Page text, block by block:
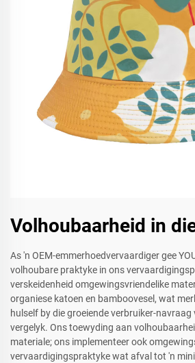
Volhoubaarheid in
As 'n OEM-emmerhoedvervaardiger gee
volhoubare praktyke in ons
verskeidenheid omgewingsvriendelike
organiese katoen en bamboovesel, wat
hulself by die groeiende verbruiker-
vergelyk. Ons toewyding aan
materiale; ons implementeer ook
vervaardigingspraktyke wat afval tot 'n